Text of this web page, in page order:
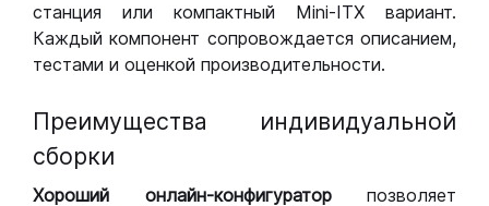
станция или компактный Mini-ITX вариант.
Каждый компонент сопровождается описанием,
тестами и оценкой производительности.
Преимущества индивидуальной
сборки
Хороший онлайн-конфигураторпозволяет